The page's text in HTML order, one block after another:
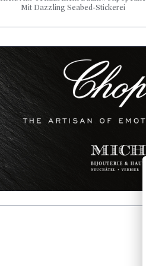
Mit Dazzling Seabed-Stickerei